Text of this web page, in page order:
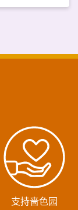
支持啬色园